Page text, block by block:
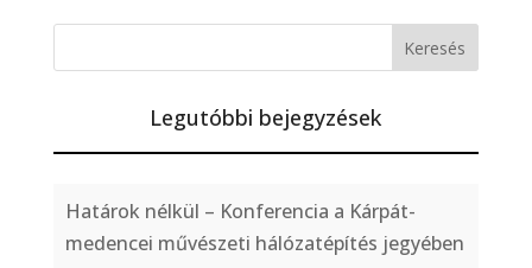
Legutóbbi bejegyzések
Határok nélkül – Konferencia a Kárpát-
medencei művészeti hálózatépítés jegyében